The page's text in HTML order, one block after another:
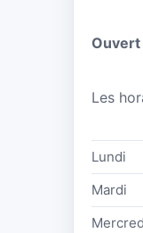
Ouvert
Les
Lundi
Mardi